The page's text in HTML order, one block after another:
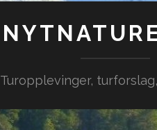
Turopplevinger,